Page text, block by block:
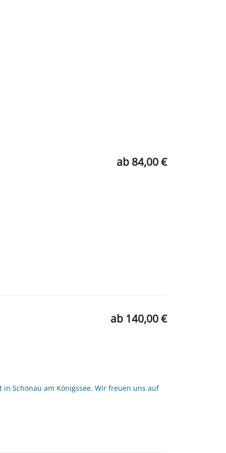
ab 84,00 €
ab 140,00 €
Schönau am Königssee. Wir freuen uns auf